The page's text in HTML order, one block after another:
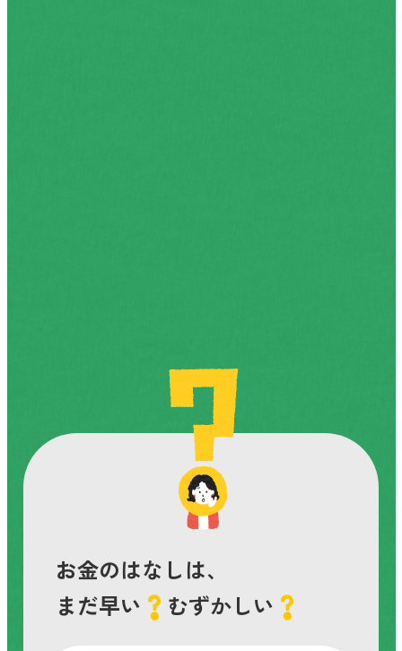
お金のはなしは、
まだ早い
むずかしい